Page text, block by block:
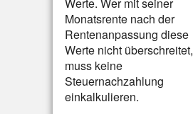
Monatsrente nach der
Rentenanpassung diese
Werte nicht überschreitet,
muss keine
Steuernachzahlung
einkalkulieren.